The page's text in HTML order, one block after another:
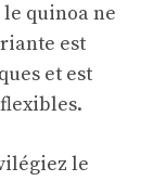
quinoa ne
est
et est
le